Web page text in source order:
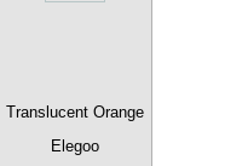
Translucent Orange
Elegoo